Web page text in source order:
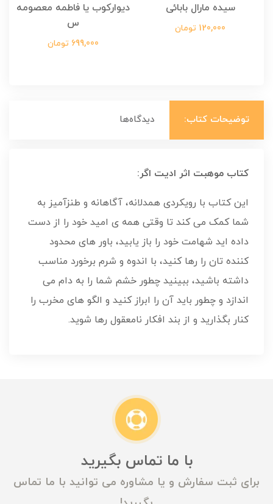
سیده مارال بابائی
120,000 تومان
دیوارکوب یا فاطمه معصومه
س
699,000 تومان
توضیحات کتاب: دیدگاه‌ها
کتاب موهبت اثر ادیت اگر:
این کتاب با رویکردی همدلانه، آگاهانه و طنزآمیز به
شما کمک می کند تا وقتی همه ی امید خود را از دست
داده اید شهامت خود را باز یابید، باور های محدود
کننده تان را رها کنید، با اندوه و شرم برخورد مناسب
داشته باشید، ببینید چطور خشم شما را به دام می
اندازد و چطور باید آن را ابراز کنید و الگو های مخرب را
کنار بگذارید و از بند افکار نامعقول رها شوید.
با ما تماس بگیرید
برای ثبت سفارش و یا مشاوره می توانید با ما تماس